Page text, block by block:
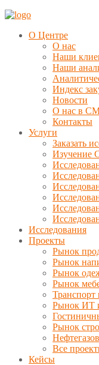
О Центре
О нас
Наши
Наши
Индекс
Новости
О нас в
Контакты
Услуги
Заказать
Изучение
Исследования
Проекты
Рынок
Рынок
Рынок
Рынок
Транспорт
Рынок ИТ
Рынок
Все
Кейсы